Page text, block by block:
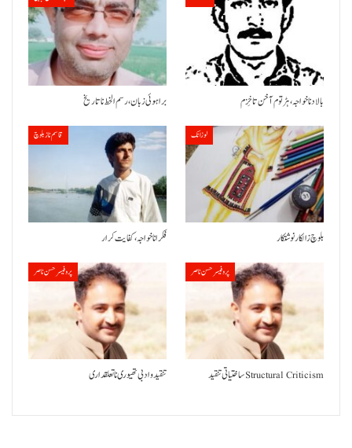
براہوئی زبان ،رسم الخط نا تاریخ بالاد نا خواجہ، ہڑتوم آ خن تا خِزم
قاسم ناز بلوچ
فکر انا خواجہ، کفایت کرار
لوزانک
بلوچ زالکار نوشتکار
پروفیسر حسن ناصر
تنقید و ادبی تھیوری نا تعلقداری
پروفیسر حسن ناصر
ساختیاتی تنقید Structural Criticism